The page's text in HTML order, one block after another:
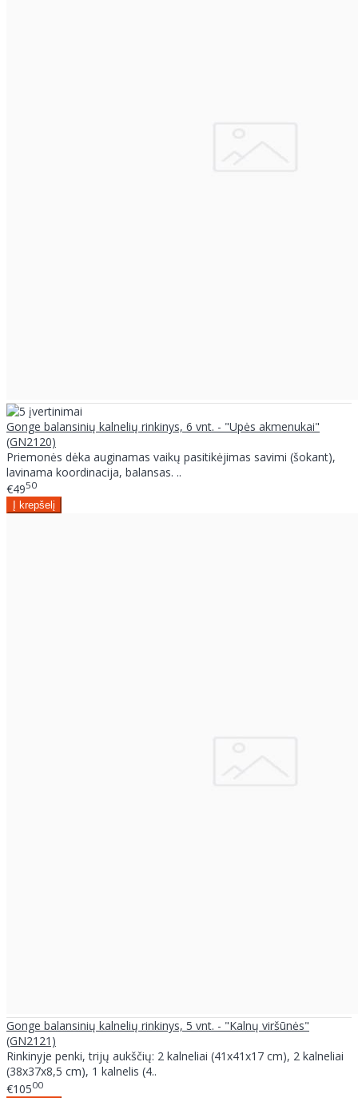
Gonge balansinių kalnelių rinkinys, 6 vnt. - "Upės akmenukai"
(GN2120)
Priemonės dėka auginamas vaikų pasitikėjimas savimi (šokant),
lavinama koordinacija, balansas. ..
€4950
Gonge balansinių kalnelių rinkinys, 5 vnt. - "Kalnų viršūnės"
(GN2121)
Rinkinyje penki, trijų aukščių: 2 kalneliai (41x41x17 cm), 2 kalneliai
(38x37x8,5 cm), 1 kalnelis (4..
€10500